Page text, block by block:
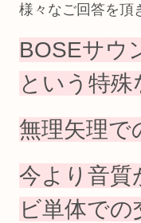
様々なご回答を頂
BOSEサウ
という特殊
無理矢理で
今より音質
ビ単体で